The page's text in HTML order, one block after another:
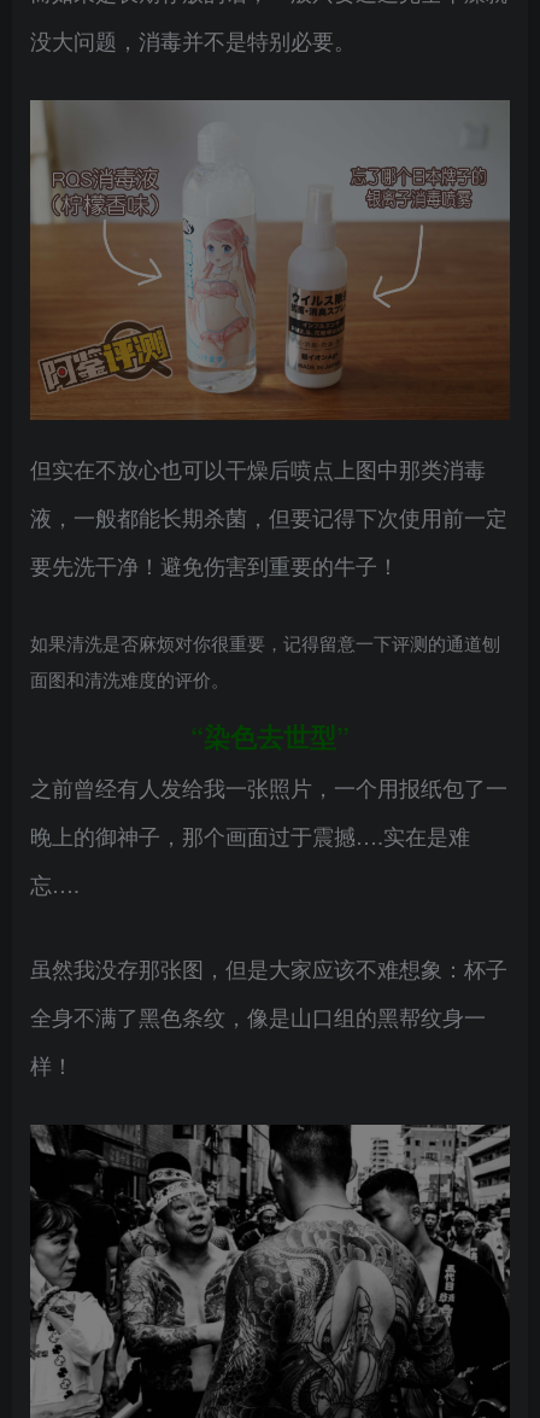
没大问题，消毒并不是特别必要。
但实在不放心也可以干燥后喷点上图中那类消毒
液，一般都能长期杀菌，但要记得下次使用前一定
要先洗干净！避免伤害到重要的牛子！
如果清洗是否麻烦对你很重要，记得留意一下评测的通道刨
面图和清洗难度的评价。
“染色去世型”
之前曾经有人发给我一张照片，一个用报纸包了一
晚上的御神子，那个画面过于震撼….实在是难
忘….
虽然我没存那张图，但是大家应该不难想象：杯子
全身不满了黑色条纹，像是山口组的黑帮纹身一
样！